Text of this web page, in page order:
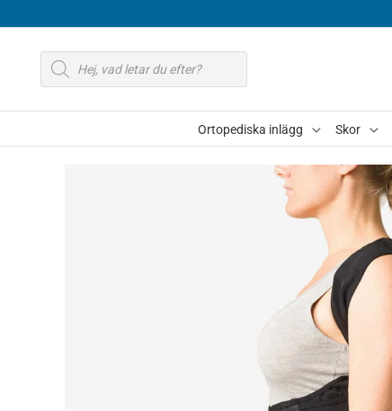
Produktsökning
Ortopediska inlägg Skor